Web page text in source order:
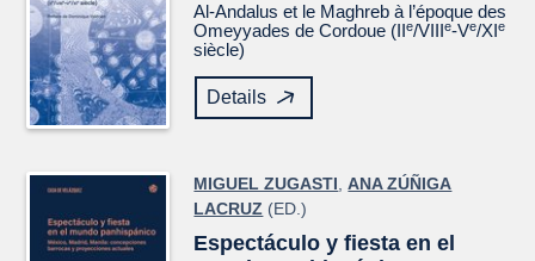
Al-Andalus et le Maghreb à l’époque des
Omeyyades de Cordoue (IIe/VIIIe-Ve/XIe
siècle)
Details
MIGUEL ZUGASTI,ANA ZÚÑIGA
LACRUZ (ED.)
Espectáculo y fiesta en el